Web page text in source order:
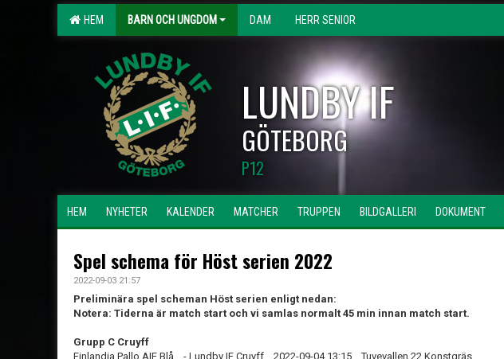
HEM BARN OCH UNGDOM DAM HERR SENIOR
LUNDBY IF
GÖTEBORG
P12
HEM NYHETER KALENDER MATCHER TRUPPEN BILDGALLERI DOKUMENT
Spel schema för Höst serien 2022
2022-09-03 21:57
Preliminära spel scheman Höst serien enligt nedan:
Notera: Tiderna är match start och vi samlas normalt 45 min innan match start.
Grupp C Cruyff
Finlandia Pallo AIF Blå - Lundby IF Cruyff 2022-09-04 13:15 Tuvevallen 22 Konstgräs